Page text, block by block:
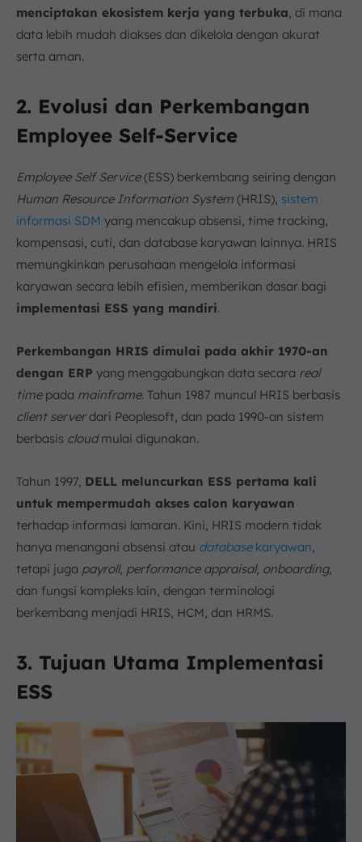
menciptakan ekosistem kerja yang terbuka, di mana
data lebih mudah diakses dan dikelola dengan akurat
serta aman.
2. Evolusi dan Perkembangan
Employee Self-Service
Employee Self Service(ESS) berkembang seiring dengan
Human Resource Information System (HRIS), sistem
informasi SDM yang mencakup absensi, time tracking,
kompensasi, cuti, dan database karyawan lainnya. HRIS
memungkinkan perusahaan mengelola informasi
karyawan secara lebih efisien, memberikan dasar bagi
implementasi ESS yang mandiri.
Perkembangan HRIS dimulai pada akhir 1970-an
dengan ERP yang menggabungkan data secara real
timepada mainframe. Tahun 1987 muncul HRIS berbasis
client serverdari Peoplesoft, dan pada 1990-an sistem
berbasis cloudmulai digunakan.
Tahun 1997, DELL meluncurkan ESS pertama kali
untuk mempermudah akses calon karyawan
terhadap informasi lamaran. Kini, HRIS modern tidak
hanya menangani absensi atau databasekaryawan,
tetapi juga payroll, performance appraisal, onboarding,
dan fungsi kompleks lain, dengan terminologi
berkembang menjadi HRIS, HCM, dan HRMS.
3. Tujuan Utama Implementasi
ESS